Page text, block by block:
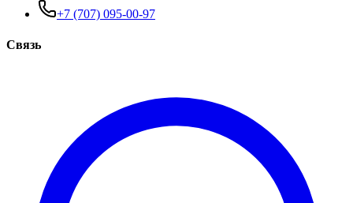
+7 (707) 095-00-97
Связь